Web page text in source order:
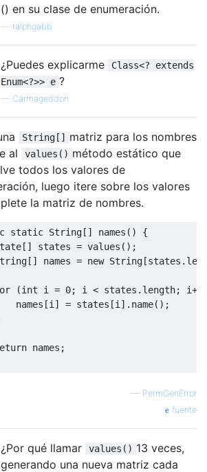
() en su clase de enumeración.
ralphgabb
¿Puedes explicarme
Class<? extends
Enum<?>> e ?
— Carmageddon
String[] matriz para los nombres
al
values() método estático que
todos los valores de
luego itere sobre los valores
la matriz de nombres.
static String[] names ()
{
[] states = values ();
[] names = new String[states .
(int i = 0; i < states . length; i
names
[i ] = states [i ]. name();
names ;
— PermGenError
fuente
¿Por qué llamar values() 13 veces,
generando una nueva matriz cada